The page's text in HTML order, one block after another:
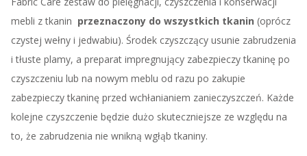
mebli z tkanin przeznaczony do wszystkich tkanin (oprócz
czystej wełny i jedwabiu). Środek czyszczący usunie zabrudzenia
i tłuste plamy, a preparat impregnujący zabezpieczy tkaninę po
czyszczeniu lub na nowym meblu od razu po zakupie
zabezpieczy tkaninę przed wchłanianiem zanieczyszczeń. Każde
kolejne czyszczenie będzie dużo skuteczniejsze ze względu na
to, że zabrudzenia nie wnikną wgłąb tkaniny.